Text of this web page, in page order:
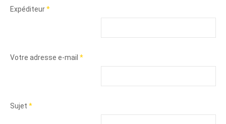
Expéditeur*
Votre adresse e-mail *
Sujet *